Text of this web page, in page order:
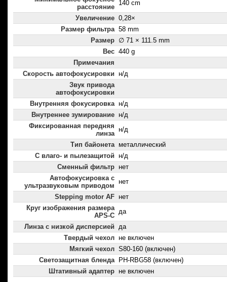
расстояние
140 cm
Увеличение 0,28×
Размер фильтра 58 mm
Размер ∅ 71 × 111.5 mm
Вес 440 g
Примечания
Скорость автофокусировки н/д
Звук привода
автофокусировки
Внутренняя фокусировка н/д
Внутреннее зумирование н/д
Фиксированная передняя
линза
н/д
Тип байонета металлический
С влаго- и пылезащитой н/д
Сменный фильтр нет
Автофокусировка с
ультразвуковым приводом
нет
Stepping motor AF нет
Круг изображения размера
APS-C
да
Линза с низкой дисперсией да
Твердый чехол не включен
Мягкий чехол S80-160 (включен)
Светозащитная бленда
PH-RBG58 (включен)
Штативный адаптер не включен